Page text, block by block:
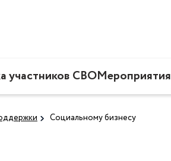
участников СВОМероприятия
Социальному бизнесу